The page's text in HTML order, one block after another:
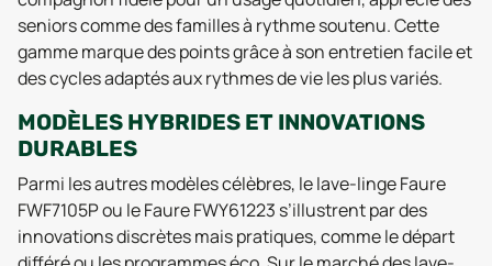
seniors comme des familles à rythme soutenu. Cette
gamme marque des points grâce à son entretien facile et
des cycles adaptés aux rythmes de vie les plus variés.
MODÈLES HYBRIDES ET INNOVATIONS
DURABLES
Parmi les autres modèles célèbres, le lave-linge Faure
FWF7105P ou le Faure FWY61223 s’illustrent par des
innovations discrètes mais pratiques, comme le départ